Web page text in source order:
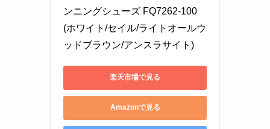
ンニングシューズ FQ7262-100
(ホワイト/セイル/ライトオールウ
ッドブラウン/アンスラサイト)
楽天市場で見る
Amazonで見る